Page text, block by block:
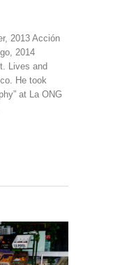
2013 Acción
2014
Lives and
He took
at La ONG